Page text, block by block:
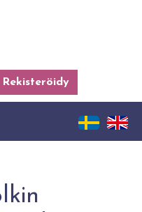
Rekisteröidy